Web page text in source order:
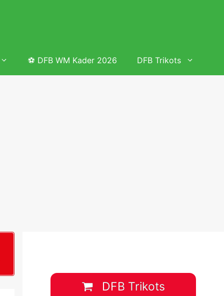
&
&
⚽ DFB WM Kader 2026 DFB Trikots
DFB Trikots